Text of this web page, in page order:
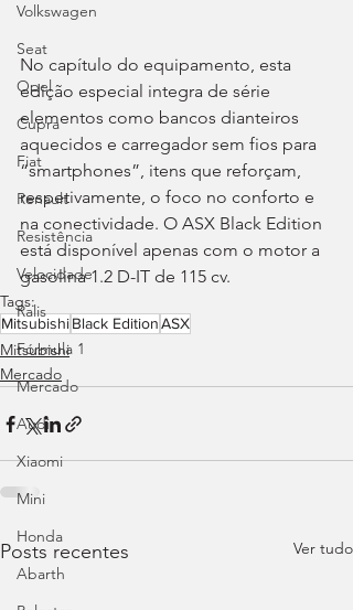
Volkswagen
Seat
Opel
Cupra
Fiat
Renault
Resistência
Velocidade
Ralis
Fórmula 1
Mercado
Audi
Xiaomi
Mini
Honda
Abarth
No capítulo do equipamento, esta
edição especial integra de série
elementos como bancos dianteiros
aquecidos e carregador sem fios para
“smartphones”, itens que reforçam,
respetivamente, o foco no conforto e
na conectividade. O ASX Black Edition
está disponível apenas com o motor a
gasolina 1.2 D-IT de 115 cv.
Tags:
MitsubishiBlack EditionASX
Mitsubishi
Mercado
Posts recentes Ver tudo